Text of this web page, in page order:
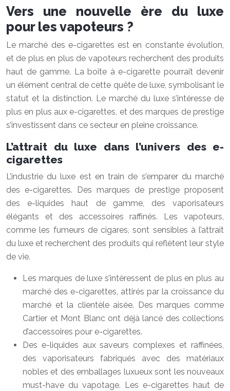
Vers une nouvelle ère du luxe
pour les vapoteurs ?
Le marché des e-cigarettes est en constante évolution,
et de plus en plus de vapoteurs recherchent des produits
haut de gamme. La boîte à e-cigarette pourrait devenir
un élément central de cette quête de luxe, symbolisant le
statut et la distinction. Le marché du luxe s’intéresse de
plus en plus aux e-cigarettes, et des marques de prestige
s’investissent dans ce secteur en pleine croissance.
L’attrait du luxe dans l’univers des e-
cigarettes
L’industrie du luxe est en train de s’emparer du marché
des e-cigarettes. Des marques de prestige proposent
des e-liquides haut de gamme, des vaporisateurs
élégants et des accessoires raffinés. Les vapoteurs,
comme les fumeurs de cigares, sont sensibles à l’attrait
du luxe et recherchent des produits qui reflètent leur style
de vie.
Les marques de luxe s’intéressent de plus en plus au
marché des e-cigarettes, attirés par la croissance du
marché et la clientèle aisée. Des marques comme
Cartier et Mont Blanc ont déjà lancé des collections
d’accessoires pour e-cigarettes.
Des e-liquides aux saveurs complexes et raffinées,
des vaporisateurs fabriqués avec des matériaux
nobles et des emballages luxueux sont les nouveaux
must-have du vapotage. Les e-cigarettes haut de